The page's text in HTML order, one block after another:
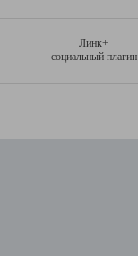
Линк+
социальный плагин